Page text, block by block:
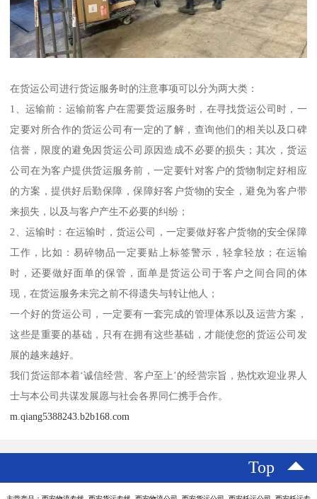
在货运公司进行货运服务时的注意事项可以分为两大类：
1、运输前：运输前客户在需要货运服务时，在寻找货运公司时，一
定要对所合作的货运公司有一定的了解，查询他们的相关以及口碑
信誉，限度的避免因货运公司原因造成不必要的损失；其次，货运
公司在为客户提供货运服务前，一定要针对客户的货物制定好相应
的方案，提供好后勤保障，保障好客户货物的安全，避免为客户带
来损失，以及与客户产生不必要的纠纷；
2、运输时：在运输时，货运公司，一定要做好客户货物的安全保障
工作，比如：易碎物品一定要贴上标签警示，轻拿轻放；在运输
时，还要做好面单的保管，面单是货运公司于客户之间合同的体
现，在货运服务未完之前不得遗失与转让他人；
一个好的货运公司，一定要有一套完成的管理体系以及运营方案，
这些是重要的基础，只有在拥有这些基础，才能使您的货运公司发
展的越来越好。
我们货运部本着‘诚信经营、客户至上’的经营宗旨，热忱欢迎业界人
士与本公司共谋发展愿与社会各界同仁携手合作。
m.qiang5388243.b2b168.com
Top